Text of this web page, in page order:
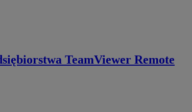
TeamViewer Remote